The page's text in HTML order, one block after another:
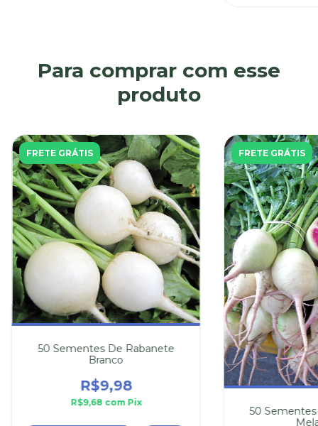
Para comprar com esse
produto
FRETE GRÁTIS
50 Sementes De Rabanete
Branco
R$9,98
R$9,68 com Pix
FRETE GRÁTIS
50